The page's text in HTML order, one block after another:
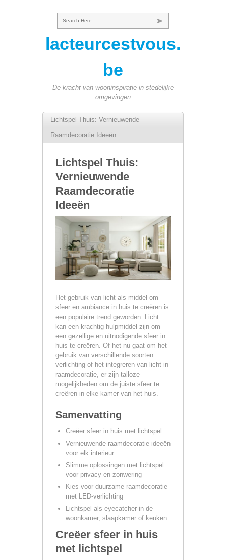
Search Here...
lacteurcestvous.
be
De kracht van wooninspiratie in stedelijke
omgevingen
Lichtspel Thuis: Vernieuwende
Raamdecoratie Ideeën
Lichtspel Thuis:
Vernieuwende
Raamdecoratie
Ideeën
Het gebruik van licht als middel om
sfeer en ambiance in huis te creëren is
een populaire trend geworden. Licht
kan een krachtig hulpmiddel zijn om
een gezellige en uitnodigende sfeer in
huis te creëren. Of het nu gaat om het
gebruik van verschillende soorten
verlichting of het integreren van licht in
raamdecoratie, er zijn talloze
mogelijkheden om de juiste sfeer te
creëren in elke kamer van het huis.
Samenvatting
Creëer sfeer in huis met lichtspel
Vernieuwende raamdecoratie ideeën
voor elk interieur
Slimme oplossingen met lichtspel
voor privacy en zonwering
Kies voor duurzame raamdecoratie
met LED-verlichting
Lichtspel als eyecatcher in de
woonkamer, slaapkamer of keuken
Creëer sfeer in huis
met lichtspel